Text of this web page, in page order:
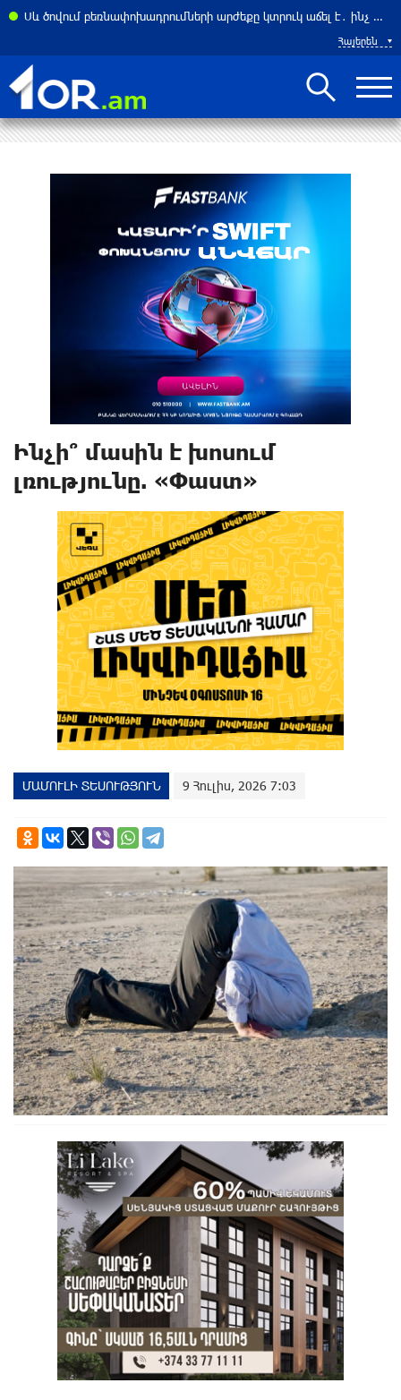
Սև ծովում բեռնափոխադրումների արժեքը կտրուկ աճել է․ ինչ ազդեցություն կունենա այն Հայաստանի վրա
Հայերեն
Ինչի՞ մասին է խոսում
լռությունը. «Փաստ»
ՄԱՄՈՒԼԻ ՏԵՍՈՒԹՅՈՒՆ 9 Հուլիս, 2026 7:03